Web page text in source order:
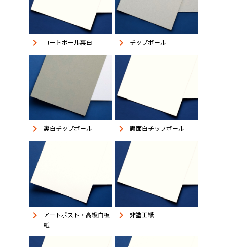
keyboard_arrow_right コートボール裏白 keyboard_arrow_right チップボール
keyboard_arrow_right 裏白チップボール keyboard_arrow_right 両面白チップボール
keyboard_arrow_right
アートポスト・高級白板
紙
keyboard_arrow_right 非塗工紙